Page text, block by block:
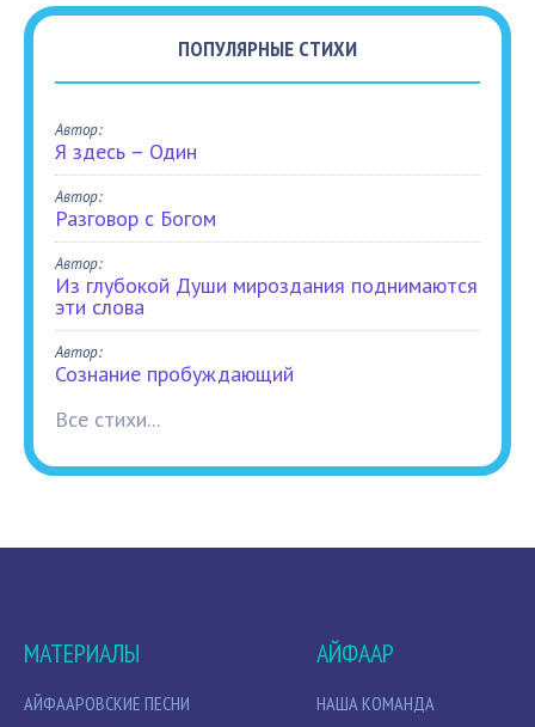
ПОПУЛЯРНЫЕ СТИХИ
Автор:
Я здесь – Один
Автор:
Разговор с Богом
Автор:
Из глубокой Души мироздания поднимаются
эти слова
Автор:
Сознание пробуждающий
Все стихи...
МАТЕРИАЛЫ
АЙФААРОВСКИЕ ПЕСНИ
АЙФААР
НАША КОМАНДА